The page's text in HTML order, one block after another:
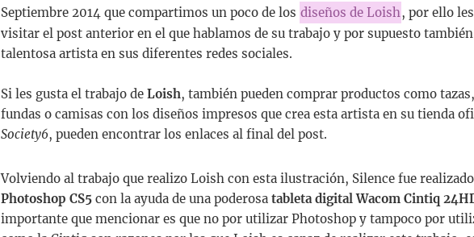
Septiembre 2014 que compartimos un poco de los diseños de Loish, por ello
visitar el post anterior en el que hablamos de su trabajo y por supuesto
talentosa artista en sus diferentes redes sociales.
Si les gusta el trabajo de Loish, también pueden comprar productos como
fundas o camisas con los diseños impresos que crea esta artista en su tienda
Society6, pueden encontrar los enlaces al final del post.
Volviendo al trabajo que realizo Loish con esta ilustración, Silence fue
Photoshop CS5 con la ayuda de una poderosa tableta digital Wacom Cintiq
importante que mencionar es que no por utilizar Photoshop y tampoco por